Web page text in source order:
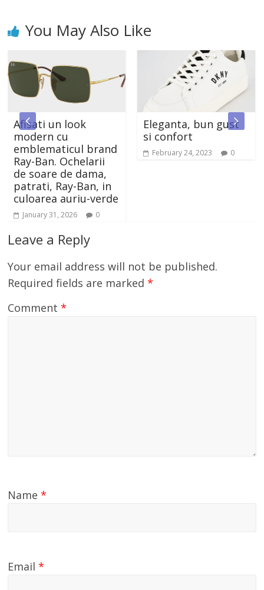
You May Also Like
Afisati un look
modern cu
emblematicul brand
Ray-Ban. Ochelarii
de soare de dama,
patrati, Ray-Ban, in
culoarea auriu-verde
January 31, 2026 0
Eleganta, bun gust
si confort
February 24, 2023 0
Leave a Reply
Your email address will not be published.
Required fields are marked*
Comment*
Name*
Email*